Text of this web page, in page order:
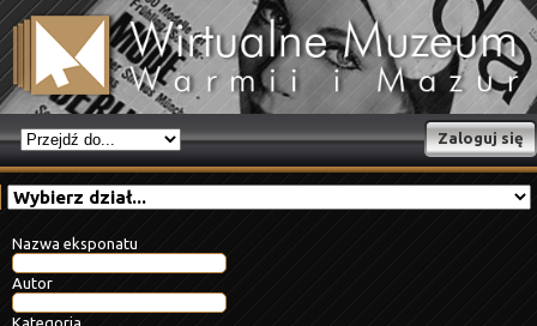
Zaloguj się
Nazwa eksponatu
Autor
Kategoria